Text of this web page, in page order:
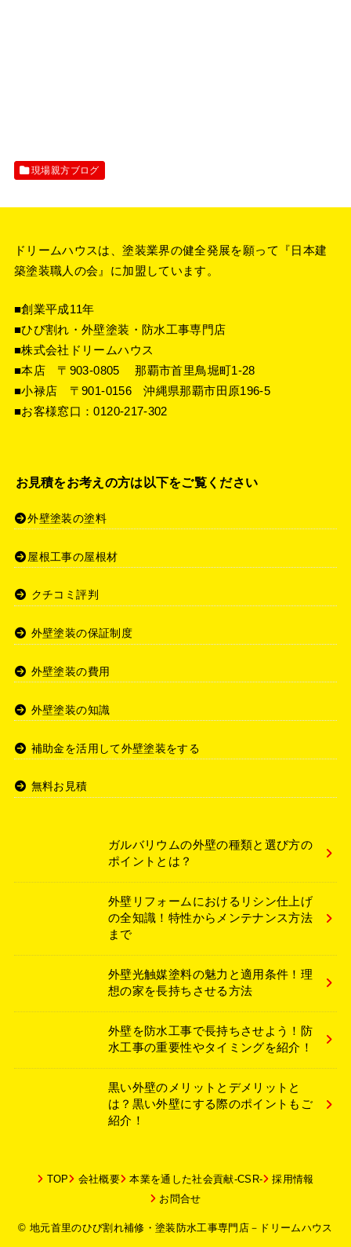
現場親方ブログ
ドリームハウスは、塗装業界の健全発展を願って『日本建
築塗装職人の会 』に加盟しています。
■創業平成11年
■ひび割れ・外壁塗装・防水工事専門店
■株式会社ドリームハウス
■本店 〒903-0805 那覇市首里鳥堀町1-28
■小禄店 〒901-0156 沖縄県那覇市田原196-5
■お客様窓口：0120-217-302
お見積をお考えの方は以下をご覧ください
外壁塗装の塗料
屋根工事の屋根材
クチコミ評判
外壁塗装の保証制度
外壁塗装の費用
外壁塗装の知識
補助金を活用して外壁塗装をする
無料お見積
ガルバリウムの外壁の種類と選び方の
ポイントとは？
外壁リフォームにおけるリシン仕上げ
の全知識！特性からメンテナンス方法
まで
外壁光触媒塗料の魅力と適用条件！理
想の家を長持ちさせる方法
外壁を防水工事で長持ちさせよう！防
水工事の重要性やタイミングを紹介！
黒い外壁のメリットとデメリットと
は？黒い外壁にする際のポイントもご
紹介！
TOP 会社概要 本業を通した社会貢献-CSR-
採用情報
お問合せ
© 地元首里のひび割れ補修・塗装防水工事専門店－ドリームハウス